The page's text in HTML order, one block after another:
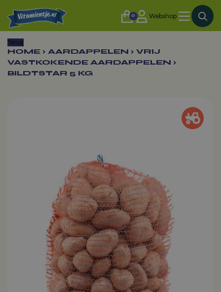
0 Webshop
Terug
HOME › AARDAPPELEN › VRIJ
VASTKOKENDE AARDAPPELEN ›
BILDTSTAR 5 KG